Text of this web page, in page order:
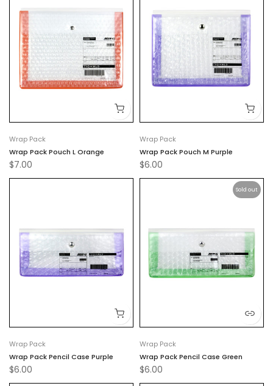
Wrap Pack
Wrap Pack Pouch L Orange
$7.00
Wrap Pack
Wrap Pack Pouch M Purple
$6.00
Wrap Pack
Wrap Pack Pencil Case Purple
$6.00
Sold out
Wrap Pack
Wrap Pack Pencil Case Green
$6.00